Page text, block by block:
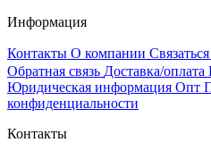
Информация
Контакты О компании
Обратная связь Доставка/оплата
Юридическая информация Опт
конфиденциальности
Контакты